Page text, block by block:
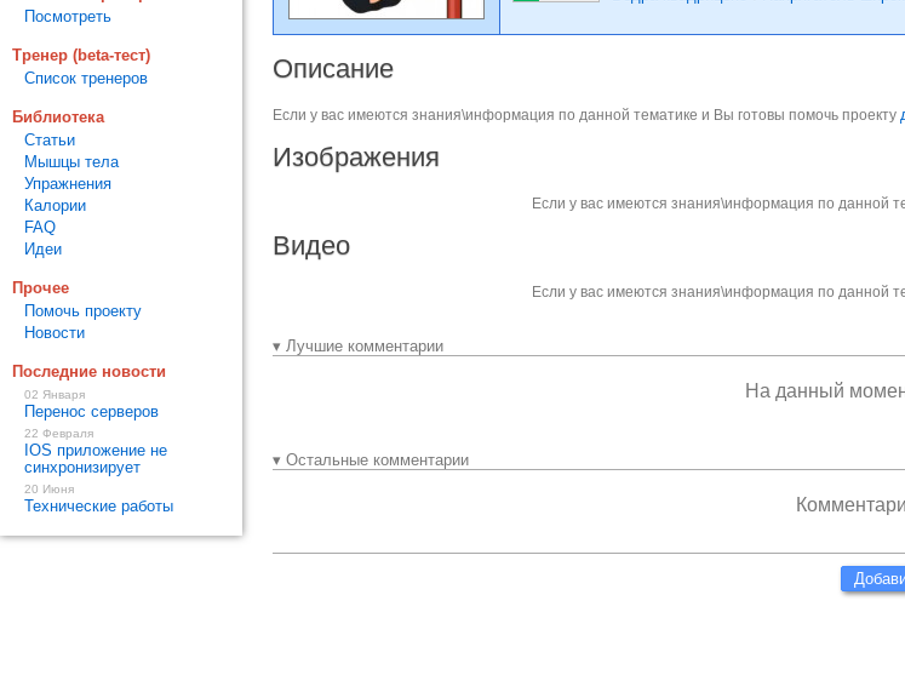
Описание
Если у вас имеются знания\информация по данной тематике и Вы готовы помочь проекту
Изображения
Если у вас имеются знания\информация по данной
Видео
Если у вас имеются знания\информация по данной
▾ Лучшие комментарии
На данный
▾ Остальные комментарии
Посмотреть
Тренер (beta-тест)
Список тренеров
Библиотека
Статьи
Мышцы тела
Упражнения
Калории
FAQ
Идеи
Прочее
Помочь проекту
Новости
Последние новости
02 Января
Перенос серверов
22 Февраля
IOS приложение не
синхронизирует
20 Июня
Технические работы